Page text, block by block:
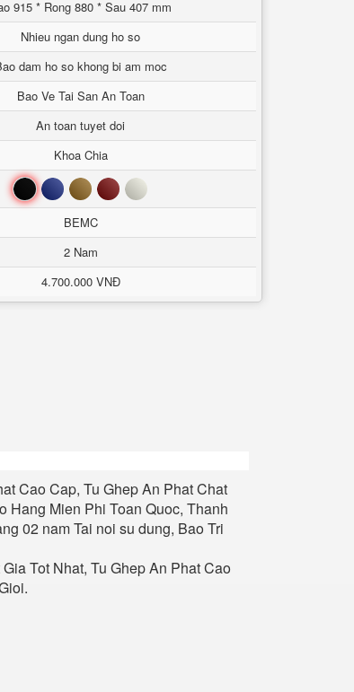
915 * Rong 880 * Sau 407 mm
Nhieu ngan dung ho so
dam ho so khong bi am moc
Bao Ve Tai San An Toan
An toan tuyet doi
Khoa Chia
Đen Xanh Nâu Đỏ Trắng
BEMC
2 Nam
4.700.000 VNĐ
Cao Cap, Tu Ghep An PhatChat
Hang Mien Phi Toan Quoc, Thanh
02 nam Tai noi su dung, Bao Tri
Gia Tot Nhat, Tu Ghep An PhatCao